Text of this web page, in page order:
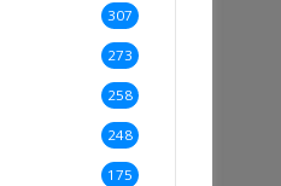
307
273
258
248
175